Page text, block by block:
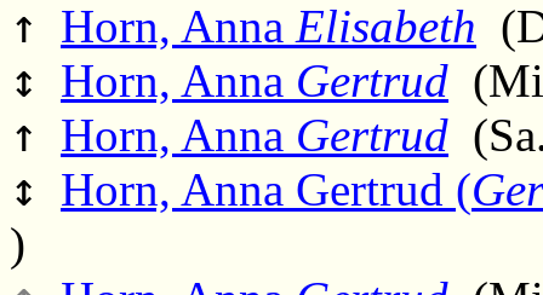
↑ Horn, Anna Elisabeth
↕ Horn, Anna Gertrud
↑ Horn, Anna Gertrud
↕ Horn, Anna Gertrud (
)